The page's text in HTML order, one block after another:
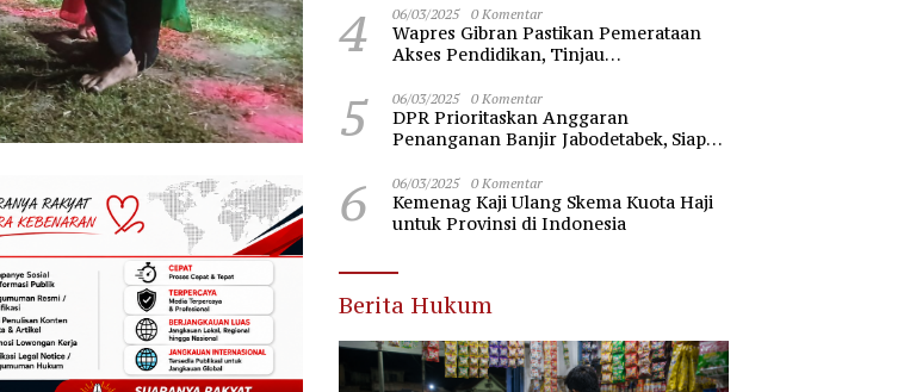
4 06/03/2025 0 Komentar
Wapres Gibran Pastikan Pemerataan
Akses Pendidikan, Tinjau
Nawawi Banten
5 06/03/2025 0 Komentar
DPR Prioritaskan Anggaran
Penanganan Banjir Jabodetabek, Siap
6 06/03/2025 0 Komentar
Kemenag Kaji Ulang Skema Kuota Haji
untuk Provinsi di Indonesia
Berita Hukum